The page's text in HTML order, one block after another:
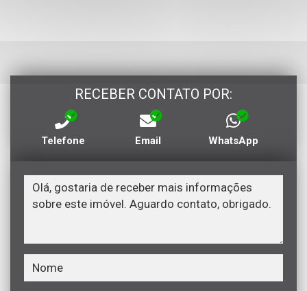
RECEBER CONTATO POR:
Telefone Email WhatsApp